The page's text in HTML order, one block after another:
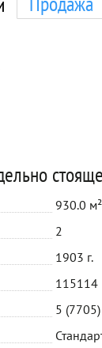
930.0 м²
2
1903 г.
115114
5 (7705)